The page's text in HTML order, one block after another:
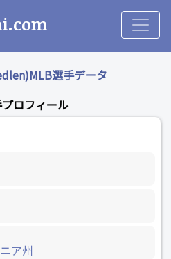
選手データ
ロフィール
ア州